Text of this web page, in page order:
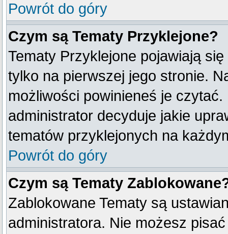
Powrót do góry
Czym są Tematy Przyklejone?
Tematy Przyklejone pojawiają
tylko na pierwszej jego stronie.
możliwości powinieneś je czytać.
administrator decyduje jakie
tematów przyklejonych na
Powrót do góry
Czym są Tematy
Zablokowane Tematy są
administratora. Nie możesz